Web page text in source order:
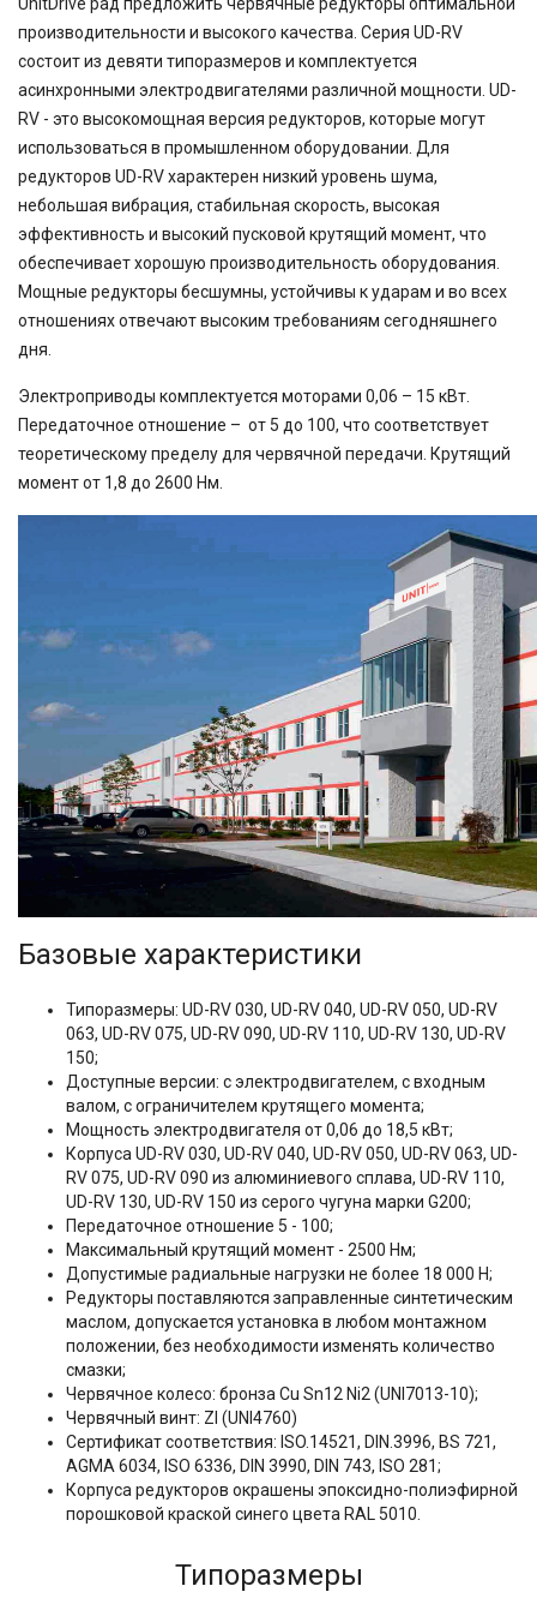
100
167,4
189
189,3
225
400
500
UnitDrive рад предложить червячные редукторы оптимальной
производительности и высокого качества. Серия UD-RV
состоит из девяти типоразмеров и комплектуется
асинхронными электродвигателями различной мощности. UD-
RV - это высокомощная версия редукторов, которые могут
использоваться в промышленном оборудовании. Для
редукторов UD-RV характерен низкий уровень шума,
небольшая вибрация, стабильная скорость, высокая
эффективность и высокий пусковой крутящий момент, что
обеспечивает хорошую производительность оборудования.
Мощные редукторы бесшумны, устойчивы к ударам и во всех
отношениях отвечают высоким требованиям сегодняшнего
дня.
Электроприводы комплектуется моторами 0,06 – 15 кВт.
Передаточное отношение – от 5 до 100, что соответствует
теоретическому пределу для червячной передачи. Крутящий
момент от 1,8 до 2600 Нм.
Базовые характеристики
Типоразмеры: UD-RV 030, UD-RV 040, UD-RV 050, UD-RV
063, UD-RV 075, UD-RV 090, UD-RV 110, UD-RV 130, UD-RV
150;
Доступные версии: с электродвигателем, с входным
валом, с ограничителем крутящего момента;
Мощность электродвигателя от 0,06 до 18,5 кВт;
Корпуса UD-RV 030, UD-RV 040, UD-RV 050, UD-RV 063, UD-
RV 075, UD-RV 090 из алюминиевого сплава, UD-RV 110,
UD-RV 130, UD-RV 150 из серого чугуна марки G200;
Передаточное отношение 5 - 100;
Максимальный крутящий момент - 2500 Нм;
Допустимые радиальные нагрузки не более 18 000 Н;
Редукторы поставляются заправленные синтетическим
маслом, допускается установка в любом монтажном
положении, без необходимости изменять количество
смазки;
Червячное колесо: бронза Cu Sn12 Ni2 (UNI7013-10);
Червячный винт: ZI (UNI4760)
Сертификат соответствия: ISO.14521, DIN.3996, BS 721,
AGMA 6034, ISO 6336, DIN 3990, DIN 743, ISO 281;
Корпуса редукторов окрашены эпоксидно-полиэфирной
порошковой краской синего цвета RAL 5010.
Типоразмеры